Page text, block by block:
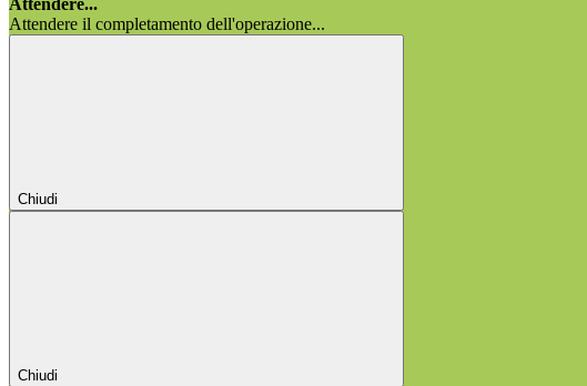
Attendere...
Attendere il completamento dell'operazione...
Chiudi
Chiudi